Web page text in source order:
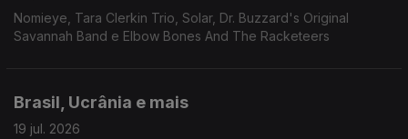
Nomieye, Tara Clerkin Trio, Solar, Dr. Buzzard's Original
Savannah Band e Elbow Bones And The Racketeers
Brasil, Ucrânia e mais
19 jul. 2026